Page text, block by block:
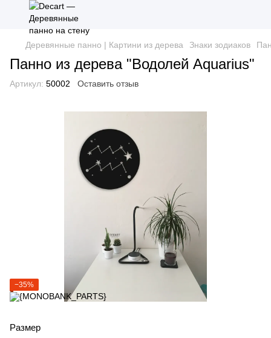
Деревянные панно | Картини из дерева Знаки зодиаков
Панно из дерева "Водолей Aquarius"
Артикул: 50002 Оставить отзыв
−35%
Размер